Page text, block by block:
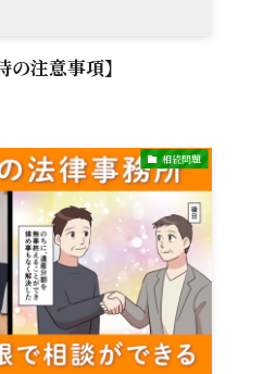
の注意事項】
相続問題